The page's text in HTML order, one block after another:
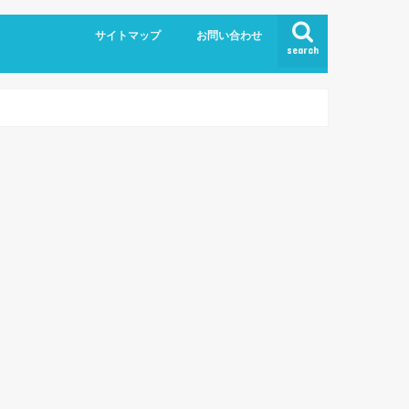
search
サイトマップ お問い合わせ